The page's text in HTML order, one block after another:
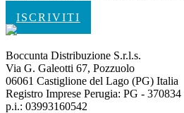
ISCRIVITI
Boccunta Distribuzione S.r.l.s.
Via G. Galeotti 67, Pozzuolo
06061 Castiglione del Lago (PG) Italia
Registro Imprese Perugia: PG - 370834
p.i.: 03993160542